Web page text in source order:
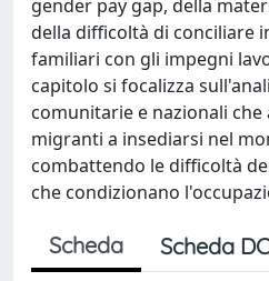
gender pay gap, della
della difficoltà di conciliare
familiari con gli impegni
capitolo si focalizza
comunitarie e nazionali
migranti a insediarsi nel
combattendo le difficoltà
che condizionano
Scheda Scheda DC